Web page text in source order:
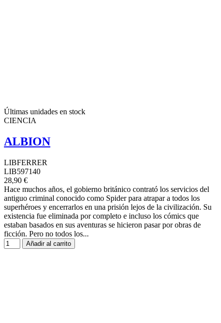
Últimas unidades en stock
CIENCIA
ALBION
LIBFERRER
LIB597140
28,90 €
Hace muchos años, el gobierno británico contrató los servicios del
antiguo criminal conocido como Spider para atrapar a todos los
superhéroes y encerrarlos en una prisión lejos de la civilización. Su
existencia fue eliminada por completo e incluso los cómics que
estaban basados en sus aventuras se hicieron pasar por obras de
ficción. Pero no todos los...
Añadir al carrito